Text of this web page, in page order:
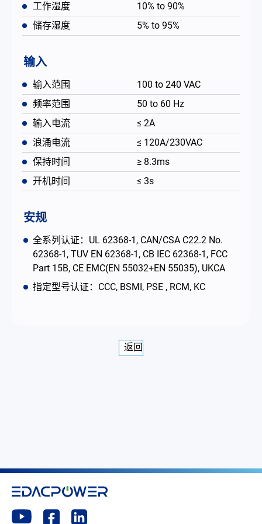
工作湿度
10% to 90%
储存湿度
5% to 95%
输入
输入范围
100 to 240 VAC
频率范围
50 to 60 Hz
输入电流
≤ 2A
浪涌电流
≤ 120A/230VAC
保持时间
≥ 8.3ms
开机时间
≤ 3s
安规
全系列认证：UL 62368-1, CAN/CSA C22.2 No.
62368-1, TUV EN 62368-1, CB IEC 62368-1, FCC
Part 15B, CE EMC(EN 55032+EN 55035), UKCA
指定型号认证：CCC, BSMI, PSE , RCM, KC
返回